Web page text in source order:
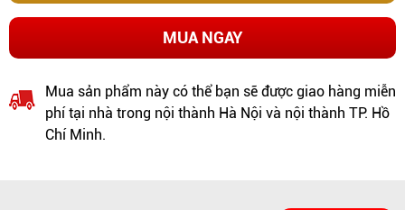
MUA NGAY
Mua sản phẩm này có thể bạn sẽ được giao hàng miễn
phí tại nhà trong nội thành Hà Nội và nội thành TP. Hồ
Chí Minh.